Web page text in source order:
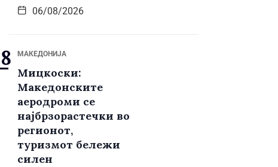
06/08/2026
МАКЕДОНИЈА
Мицкоски:
Македонските
аеродроми се
најбрзорастечки во
регионот,
туризмот бележи
силен